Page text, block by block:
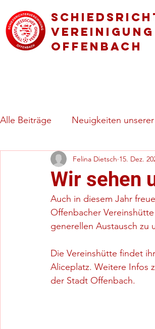
vereinigung
Offenbach
Alle Beiträge Neuigkeiten
Regeln & besondere
Wir sehen
Felina Dietsch 15. Dez.
Auch in diesem Jahr
Offenbacher
generellen Austausch zu
Die Vereinshütte findet
Aliceplatz. Weitere Infos
der Stadt Offenbach.